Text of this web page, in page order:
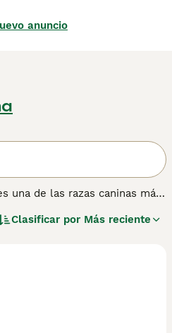
anuncio
una de las razas caninas más
especialmente
lebreles aunque pertenece al
el rosado con manchas, y
es leal, tranquilo y
Clasificar por Más reciente